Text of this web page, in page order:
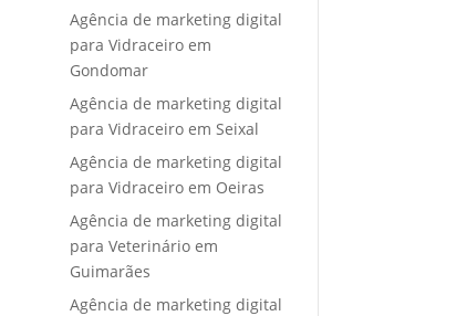
Agência de marketing digital
para Vidraceiro em
Gondomar
Agência de marketing digital
para Vidraceiro em Seixal
Agência de marketing digital
para Vidraceiro em Oeiras
Agência de marketing digital
para Veterinário em
Guimarães
Agência de marketing digital